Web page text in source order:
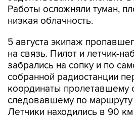
Работы осложняли туман,
низкая облачность.
5 августа экипаж
на связь. Пилот и летчик-
забрались на сопку и по
собранной радиостанции
координаты пролетавшему
следовавшему по
Летчики находились в 90